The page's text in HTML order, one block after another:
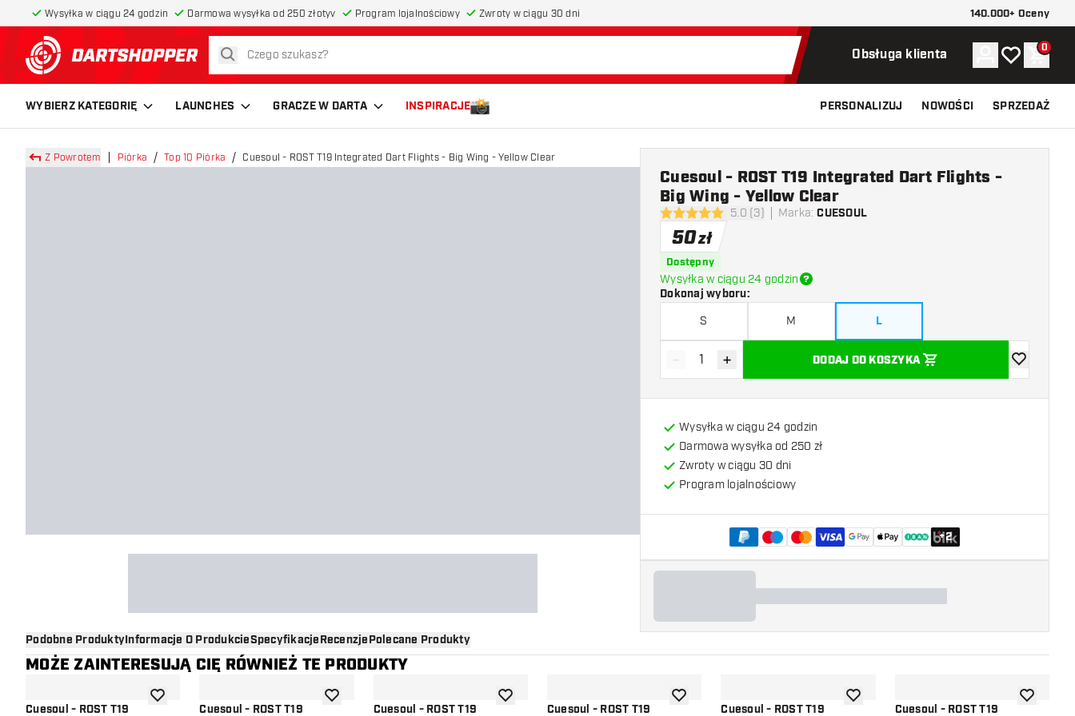
Wysyłka w ciągu 24 godzin Darmowa wysyłka od 250 złotyv Program lojalnościowy Zwroty w ciągu 30 dni 140.000+ Oceny
powrót do strony głównej
szukaj Obsługa klienta Konto
Moja listaKoszyk
0
WYBIERZ KATEGORIĘ LAUNCHES GRACZE W DARTA INSPIRACJE PERSONALIZUJ NOWOŚCI SPRZEDAŻ
Z Powrotem Piórka Top 10 Piórka Cuesoul - ROST T19 Integrated Dart Flights - Big Wing - Yellow Clear
5 gwiazdki oceny5.0 (3) Marka: CUESOUL
Cuesoul - ROST T19 Integrated Dart Flights -
Big Wing - Yellow Clear
50zł
Dostępny
Wysyłka w ciągu 24 godzin
Dokonaj wyboru:
S M L
Zmniejsz ilość
- Zwiększ ilość
+ DODAJ DO KOSZYKA
dodaj do
Wysyłka w ciągu 24 godzin
Darmowa wysyłka od 250 zł
Zwroty w ciągu 30 dni
Program lojalnościowy
+2
Podobne ProduktyInformacje O ProdukcieSpecyfikacjeRecenzjePolecane Produkty
MOŻE ZAINTERESUJĄ CIĘ RÓWNIEŻ TE PRODUKTY
Cuesoul - ROST T19
dodaj do listy życzeńCuesoul - ROST T19
dodaj do listy życzeńCuesoul - ROST T19
dodaj do listy życzeń
Cuesoul - ROST T19
dodaj do listy życzeńCuesoul - ROST T19
dodaj do listy życzeńCuesoul - ROST T19
dodaj do